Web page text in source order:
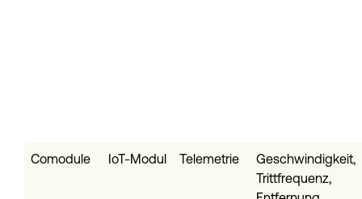
Comodule IoT-Modul Telemetrie
Geschwindigkeit,
Trittfrequenz,